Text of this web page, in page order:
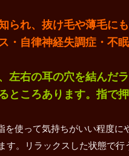
られ、抜け毛や薄毛に
・自律神経失調症・不
左右の耳の穴を結んだ
ところあります。指で
を使って気持ちがいい程度
す。リラックスした状態で